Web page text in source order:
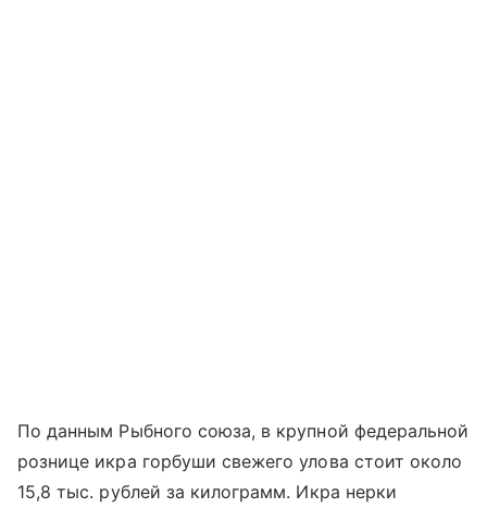
По данным Рыбного союза, в крупной федеральной
рознице икра горбуши свежего улова стоит около
15,8 тыс. рублей за килограмм. Икра нерки